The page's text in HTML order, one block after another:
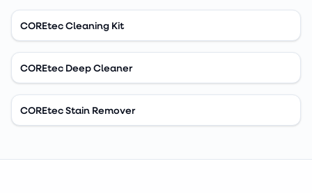
COREtec Cleaning Kit
COREtec Deep Cleaner
COREtec Stain Remover